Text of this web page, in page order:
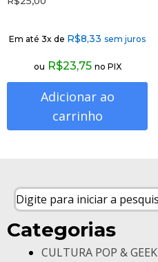
Em até 3x de R$8,33 sem juros
ou R$23,75 no PIX
Adicionar ao
carrinho
Categorias
CULTURA POP & GEEK